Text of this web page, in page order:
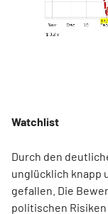
Watchlist
Durch den
unglücklich knapp
gefallen. Die
politischen Risiken